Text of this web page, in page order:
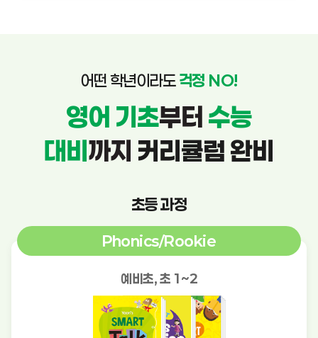
어떤 학년이라도걱정 NO!
영어 기초부터 수능
대비까지 커리큘럼 완비
초등 과정
Phonics/Rookie
예비초, 초 1~2